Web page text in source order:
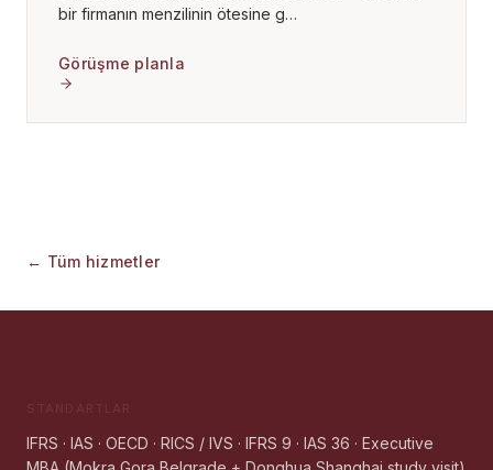
bir firmanın menzilinin ötesine g…
Görüşme planla
← Tüm hizmetler
STANDARTLAR
IFRS · IAS · OECD · RICS / IVS · IFRS 9 · IAS 36 · Executive